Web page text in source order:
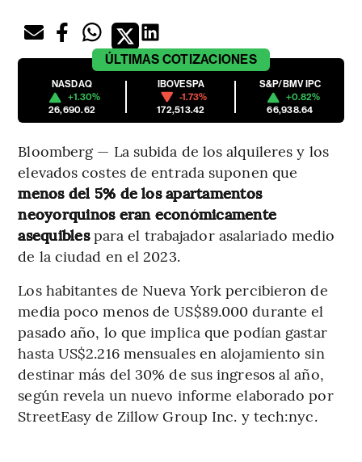
ÚLTIMAS COTIZACIONES
NASDAQ
+1.30%
26,690.62
IBOVESPA
-1.73%
172,513.42
S&P/BMV IPC
+0.82%
66,938.64
Bloomberg — La subida de los alquileres y los
elevados costes de entrada suponen que
menos del 5% de los apartamentos
neoyorquinos eran económicamente
asequiblespara el trabajador asalariado medio
de la ciudad en el 2023.
Los habitantes de Nueva York percibieron de
media poco menos de US$89.000 durante el
pasado año, lo que implica que podían gastar
hasta US$2.216 mensuales en alojamiento sin
destinar más del 30% de sus ingresos al año,
según revela un nuevo informe elaborado por
StreetEasy de Zillow Group Inc. y tech:nyc.